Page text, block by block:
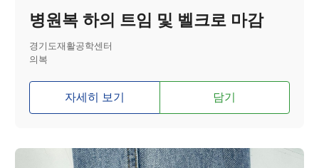
병원복 하의 트임 및 벨크로 마감
경기도재활공학센터
의복
자세히 보기 담기